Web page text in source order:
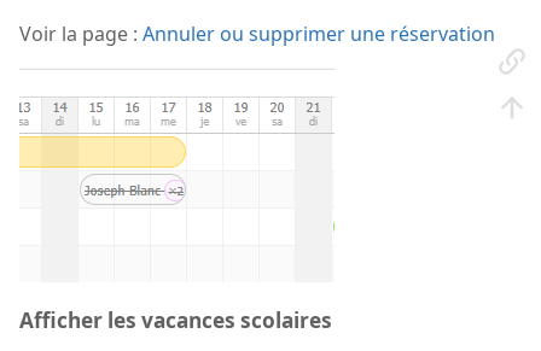
Voir la page : Annuler ou supprimer une réservation
Afficher les vacances scolaires